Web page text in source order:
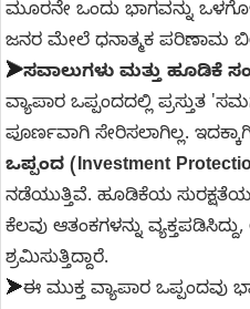
ಮೂರನೇ ಒಂದು ಭಾಗವನ್ನು
ಜನರ ಮೇಲೆ ಧನಾತ್ಮಕ ಪರಿಣಾಮ
➤ಸವಾಲುಗಳು ಮತ್ತು ಹೂಡಿಕೆ
ವ್ಯಾಪಾರ ಒಪ್ಪಂದದಲ್ಲಿ ಪ್ರಸ್ತುತ
ಪೂರ್ಣವಾಗಿ ಸೇರಿಸಲಾಗಿಲ್ಲ. ಇದಕ್ಕಾಗಿ
ಒಪ್ಪಂದ (Investment
ನಡೆಯುತ್ತಿವೆ. ಹೂಡಿಕೆಯ
ಕೆಲವು ಆತಂಕಗಳನ್ನು
ಶ್ರಮಿಸುತ್ತಿದ್ದಾರೆ.
➤ಈ ಮುಕ್ತ ವ್ಯಾಪಾರ ಒಪ್ಪಂದವು